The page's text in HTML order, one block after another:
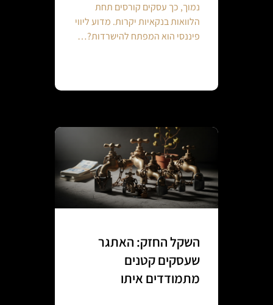
נמוך, כך עסקים קורסים תחת
הלוואות בנקאיות יקרות. מדוע ליווי
פיננסי הוא המפתח להישרדות?…
השקל החזק: האתגר
שעסקים קטנים
מתמודדים איתו